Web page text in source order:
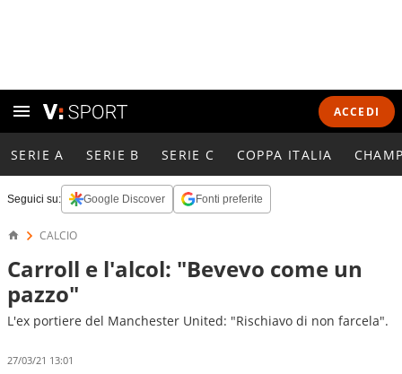
ACCEDI
SERIE A SERIE B SERIE C COPPA ITALIA
Seguici su: Google Discover Fonti preferite
CALCIO
Carroll e l'alcol: "Bevevo come un
pazzo"
L'ex portiere del Manchester United: "Rischiavo di non farcela".
27/03/21 13:01